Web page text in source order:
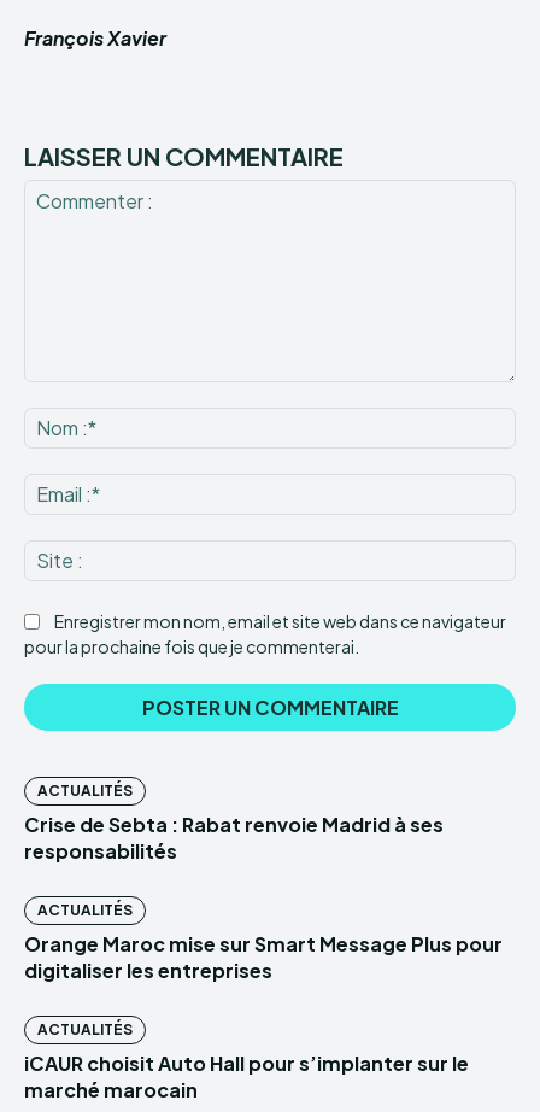
François Xavier
LAISSER UN COMMENTAIRE
:*
:*
:
Enregistrer mon nom, email et site web dans ce navigateur
pour la prochaine fois que je commenterai.
ACTUALITÉS
Crise de Sebta : Rabat renvoie Madrid à ses
responsabilités
ACTUALITÉS
Orange Maroc mise sur Smart Message Plus pour
digitaliser les entreprises
ACTUALITÉS
iCAUR choisit Auto Hall pour s’implanter sur le
marché marocain